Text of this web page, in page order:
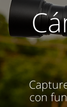
con